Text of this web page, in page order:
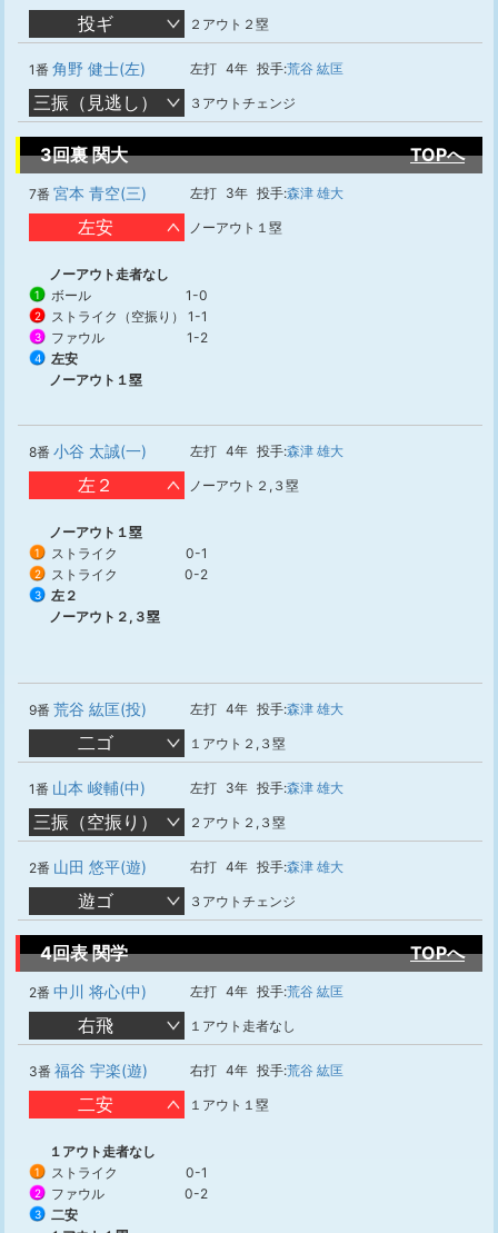
投ギ ２アウト２塁
1番 角野 健士(左) 左打 4年 投手:荒谷 紘匡
三振（見逃し） ３アウトチェンジ
3回裏 関大 TOPへ
7番 宮本 青空(三) 左打 3年 投手:森津 雄大
左安 ノーアウト１塁
ノーアウト走者なし
1 ボール 1-0
2 ストライク（空振り） 1-1
3 ファウル 1-2
4
左安
ノーアウト１塁
8番 小谷 太誠(一) 左打 4年 投手:森津 雄大
左２ ノーアウト２,３塁
ノーアウト１塁
1 ストライク 0-1
2 ストライク 0-2
3
左２
ノーアウト２,３塁
9番 荒谷 紘匡(投) 左打 4年 投手:森津 雄大
二ゴ １アウト２,３塁
1番 山本 峻輔(中) 左打 3年 投手:森津 雄大
三振（空振り） ２アウト２,３塁
2番 山田 悠平(遊) 右打 4年 投手:森津 雄大
遊ゴ ３アウトチェンジ
4回表 関学 TOPへ
2番 中川 将心(中) 左打 4年 投手:荒谷 紘匡
右飛 １アウト走者なし
3番 福谷 宇楽(遊) 右打 4年 投手:荒谷 紘匡
二安 １アウト１塁
１アウト走者なし
1 ストライク 0-1
2 ファウル 0-2
3
二安